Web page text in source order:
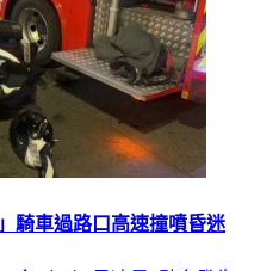
騎車過路口高速撞噴昏迷